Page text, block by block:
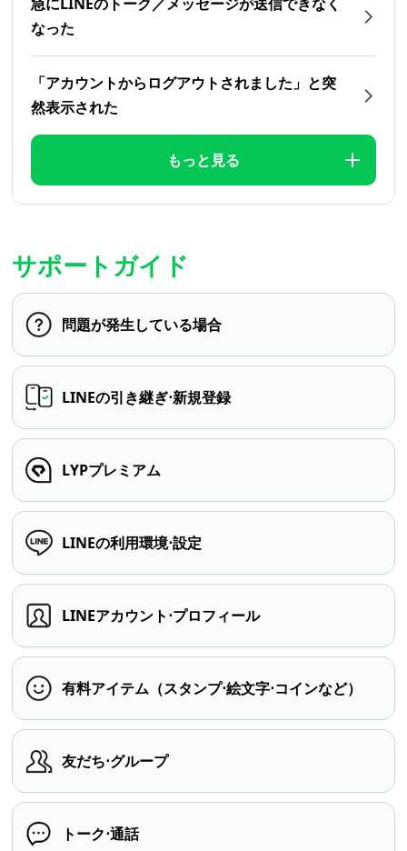
なった
「アカウントからログアウトされました」と突
然表示された
もっと見る
サポートガイド
問題が発生している場合
LINEの引き継ぎ⋅新規登録
LYPプレミアム
LINEの利用環境⋅設定
LINEアカウント⋅プロフィール
有料アイテム（スタンプ⋅絵文字⋅コインなど）
友だち⋅グループ
トーク⋅通話